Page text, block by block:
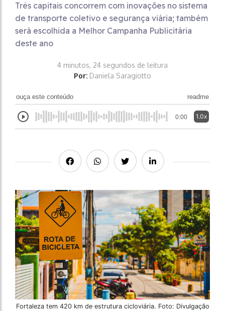
Três capitais concorrem com inovações no sistema
de transporte coletivo e segurança viária; também
será escolhida a Melhor Campanha Publicitária
deste ano
4 minutos, 24 segundos de leitura
Por: Daniela Saragiotto
ouça este conteúdo readme
0:00 1.0x
Fortaleza tem 420 km de estrutura cicloviária. Foto: Divulgação